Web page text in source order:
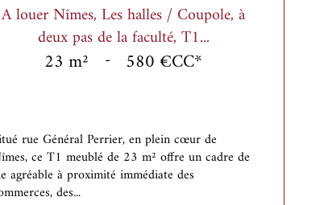
A louer Nîmes, Les halles / Coupole, à
deux pas de la faculté, T1...
23 m² - 580 €CC*
rue Général Perrier, en plein cœur de
ce T1 meublé de 23 m² offre un cadre de
agréable à proximité immédiate des
des...